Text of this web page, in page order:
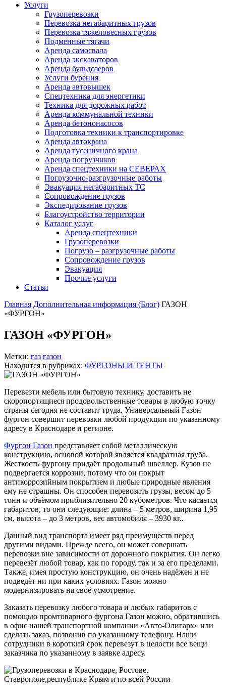
Услуги
Грузоперевозки
Перевозка негабаритных грузов
Перевозка тяжеловесных грузов
Подменные тягачи
Аренда самосвала
Аренда экскаваторов
Аренда бульдозеров
Услуги бурения
Аренда автовышек
Спецтехника для энергетики
Техника для дорожных работ
Аренда коммунальной техники
Аренда бетононасосов
Подготовка техники к транспортировке
Аренда автокрана
Аренда гусеничного крана
Аренда погрузчиков
Аренда спецтехники на СЕВЕРАХ
Погрузочно-разгрузочные работы
Эвакуация негабаритных ТС
Сопровождение грузов
Экспедирование грузов
Благоустройство территории
Каталог услуг
Аренда спецтехники
Грузоперевозки
Погрузо – разгрузочные работы
Сопровождение грузов
Эвакуация
Прочие услуги
Статьи
Главная Дополнительная информация (Блог) ГАЗОН
«ФУРГОН»
ГАЗОН «ФУРГОН»
Метки: газ газон
Находится в рубриках: ФУРГОНЫ И ТЕНТЫ
Перевезти мебель или бытовую технику, доставить не
скоропортящиеся продовольственные товары в любую точку
страны сегодня не составит труда. Универсальный Газон
фургон совершит перевозки любой продукции по указанному
адресу в Краснодаре и регионе.
Фургон Газон представляет собой металлическую
конструкцию, основой которой является квадратная труба.
Жесткость фургону придаёт продольный швеллер. Кузов не
подвергается коррозии, потому что он покрыт
антикоррозийным покрытием и любые природные явления
ему не страшны. Он способен перевозить грузы, весом до 5
тонн и объёмом приблизительно 20 кубометров. Что касается
габаритов, то они следующие: длина – 5 метров, ширина 1,95
см, высота – до 3 метров, вес автомобиля – 3930 кг..
Данный вид транспорта имеет ряд преимуществ перед
другими видами. Прежде всего, он может совершать
перевозки вне зависимости от дорожного покрытия. Он легко
перевезёт любой товар, как по городу, так и за его пределами.
Также, имея простую конструкцию, он очень надёжен и не
подведёт ни при каких условиях. Газон можно
модернизировать на своё усмотрение.
Заказать перевозку любого товара и любых габаритов с
помощью промтоварного фургона Газон можно, обратившись
в офис нашей транспортной компании «Авто-Олигарх» или
сделать заказ, позвонив по указанному телефону. Наши
сотрудники в короткий срок перевезут в целости все вещи
заказчика по указанному в заявке адресу.